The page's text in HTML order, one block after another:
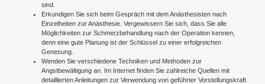
sind.
Erkundigen Sie sich beim Gespräch mit dem Anästhesisten nach
Einzelheiten zur Anästhesie. Vergewissern Sie sich, dass Sie alle
Möglichkeiten zur Schmerzbehandlung nach der Operation kennen,
denn eine gute Planung ist der Schlüssel zu einer erfolgreichen
Genesung.
Wenden Sie verschiedene Techniken und Methoden zur
Angstbewältigung an. Im Internet finden Sie zahlreiche Quellen mit
detaillierten Anleitungen zur Verwendung von geführter Vorstellungskraft